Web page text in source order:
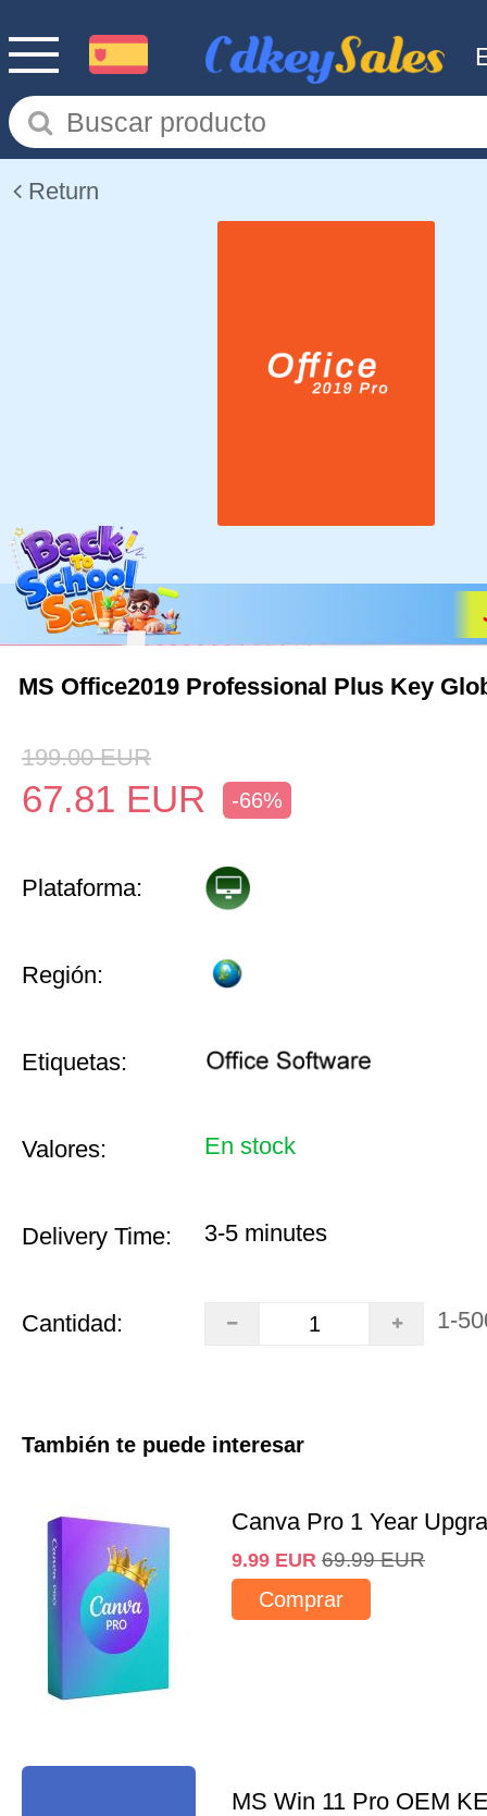
Return
MS Office2019 Professional Plus Key
199.00 EUR
67.81 EUR -66%
Plataforma:
Región:
Etiquetas:
Valores: En stock
Delivery Time: 3-5 minutes
Cantidad: 1-
También te puede interesar
Canva Pro 1 Year
9.99 EUR 69.99 EUR
Comprar
MS Win 11 Pro OEM